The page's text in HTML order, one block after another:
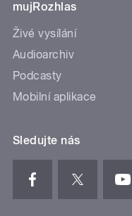
mujRozhlas
Živé vysílání
Audioarchiv
Podcasty
Mobilní aplikace
Sledujte nás